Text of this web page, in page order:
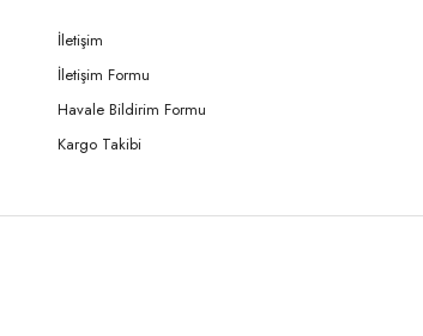
İletişim
İletişim Formu
Havale Bildirim Formu
Kargo Takibi